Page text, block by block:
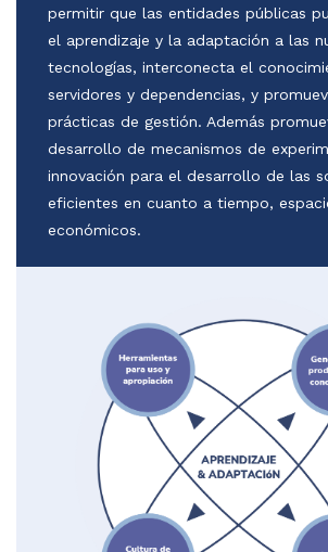
permitir que las entidades públicas
el aprendizaje y la adaptación a las
tecnologías, interconecta el
servidores y dependencias, y
prácticas de gestión. Además
desarrollo de mecanismos de
innovación para el desarrollo de las
eficientes en cuanto a tiempo,
económicos.